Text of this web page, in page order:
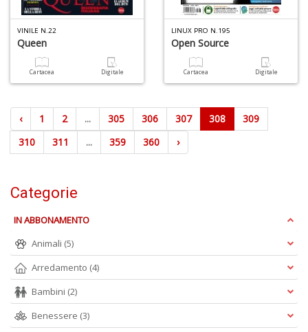
VINILE N.22
Queen
Cartacea Digitale
LINUX PRO N.195
Open Source
Cartacea Digitale
‹ 1 2 ... 305 306 307 308
309
310
311 ... 359 360 ›
Categorie
IN ABBONAMENTO
Animali (5)
Arredamento (4)
Bambini (2)
Benessere (3)